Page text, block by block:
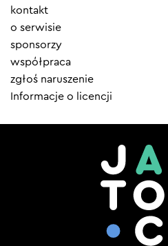
Element
menu
kontakt
o serwisie
sponsorzy
współpraca
zgłoś naruszenie
Informacje o licencji